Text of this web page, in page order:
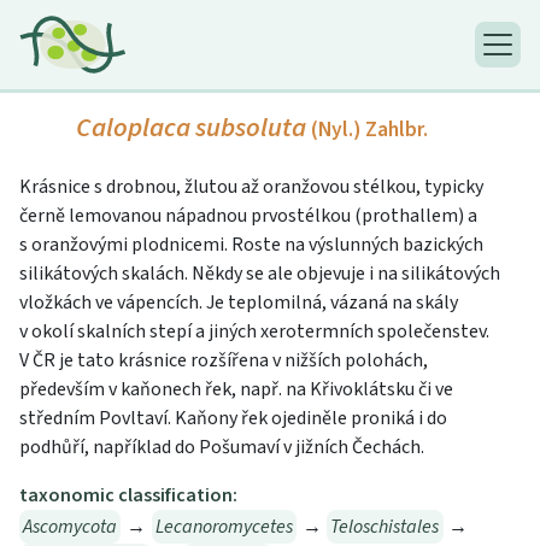
Caloplaca subsoluta (Nyl.) Zahlbr.
Krásnice s drobnou, žlutou až oranžovou stélkou, typicky
černě lemovanou nápadnou prvostélkou (prothallem) a
s oranžovými plodnicemi. Roste na výslunných bazických
silikátových skalách. Někdy se ale objevuje i na silikátových
vložkách ve vápencích. Je teplomilná, vázaná na skály
v okolí skalních stepí a jiných xerotermních společenstev.
V ČR je tato krásnice rozšířena v nižších polohách,
především v kaňonech řek, např. na Křivoklátsku či ve
středním Povltaví. Kaňony řek ojediněle proniká i do
podhůří, například do Pošumaví v jižních Čechách.
taxonomic classification:
Ascomycota → Lecanoromycetes → Teloschistales →